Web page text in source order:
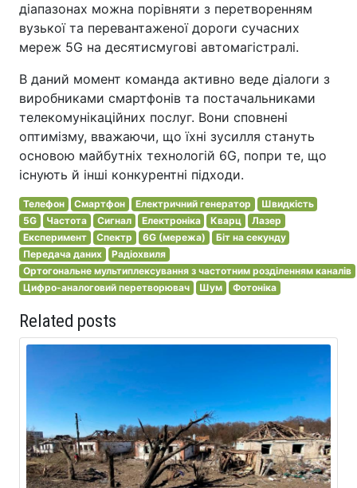
діапазонах можна порівняти з перетворенням
вузької та перевантаженої дороги сучасних
мереж 5G на десятисмугові автомагістралі.
В даний момент команда активно веде діалоги з
виробниками смартфонів та постачальниками
телекомунікаційних послуг. Вони сповнені
оптимізму, вважаючи, що їхні зусилля стануть
основою майбутніх технологій 6G, попри те, що
існують й інші конкурентні підходи.
Телефон Смартфон Електричний генератор
Швидкість
5G
Частота Сигнал Електроніка Кварц
Лазер
Експеримент
Спектр 6G (мережа)
Біт на секунду
Передача даних
Радіохвиля
Ортогональне мультиплексування з частотним розділенням каналів
Цифро-аналоговий перетворювач
Шум Фотоніка
Related posts